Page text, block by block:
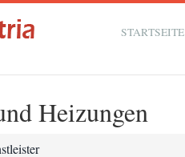
STARTSEITE
Heizungen